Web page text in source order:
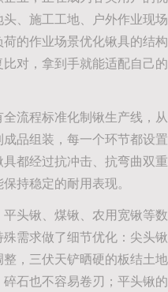
、施工工地、户外作业现场
的作业场景优化锹具的结构
对，拿到手就能适配自己的
流程标准化制锹生产线，从
品组装，每一个环节都设置
都经过抗冲击、抗弯曲双重
持稳定的耐用表现。
头锹、煤锹、农用宽锹等数
需求做了细节优化：尖头锹
，三伏天铲晒硬的板结土地
石也不容易卷刃；平头锹的